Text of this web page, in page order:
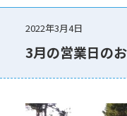
2022年3月4日
3月の営業日の